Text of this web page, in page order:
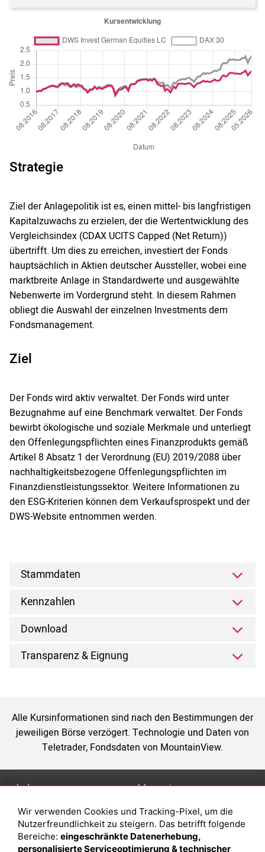
Strategie
Ziel der Anlagepolitik ist es, einen mittel- bis langfristigen
Kapitalzuwachs zu erzielen, der die Wertentwicklung des
Vergleichsindex (CDAX UCITS Capped (Net Return))
übertrifft. Um dies zu erreichen, investiert der Fonds
hauptsächlich in Aktien deutscher Aussteller, wobei eine
marktbreite Anlage in Standardwerte und ausgewählte
Nebenwerte im Vordergrund steht. In diesem Rahmen
obliegt die Auswahl der einzelnen Investments dem
Fondsmanagement.
Ziel
Der Fonds wird aktiv verwaltet. Der Fonds wird unter
Bezugnahme auf eine Benchmark verwaltet. Der Fonds
bewirbt ökologische und soziale Merkmale und unterliegt
den Offenlegungspflichten eines Finanzprodukts gemäß
Artikel 8 Absatz 1 der Verordnung (EU) 2019/2088 über
nachhaltigkeitsbezogene Offenlegungspflichten im
Finanzdienstleistungssektor. Weitere Informationen zu
den ESG-Kriterien können dem Verkaufsprospekt und der
DWS-Website entnommen werden.
Stammdaten
Kennzahlen
Download
Transparenz & Eignung
Alle Kursinformationen sind nach den Bestimmungen der
jeweiligen Börse verzögert. Technologie und Daten von
Teletrader, Fondsdaten von MountainView.
Anlage
Depot eröffnen
Depot vergleichen
Magazin
Was sind sind ETFs?
Sparplan Vorteile
Wir verwenden Cookies und Tracking-Pixel, um die
Nutzerfreundlichkeit zu steigern. Das betrifft folgende
Bereiche: eingeschränkte Datenerhebung,
personalisierte Serviceoptimierung & technischer